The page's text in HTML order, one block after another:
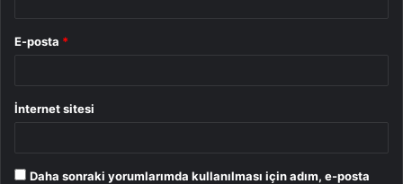
E-posta *
İnternet sitesi
Daha sonraki yorumlarımda kullanılması için adım, e-posta